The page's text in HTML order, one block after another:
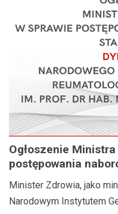
Ogłoszenie
postępowania
Dyrektora
Reumatologii i
med. Eleonory
Minister Zdrowia, jako
Narodowym Instytutem